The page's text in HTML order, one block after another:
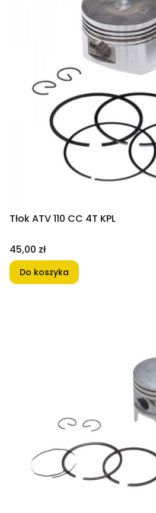
Tłok ATV 110 CC 4T KPL
Cena
45,00 zł
Do koszyka